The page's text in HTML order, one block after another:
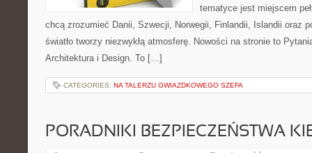
tematyce jest miejscem
chcą zrozumieć Danii, Szwecji, Norwegii, Finlandii, Islandii oraz
światło tworzy niezwykłą atmosferę. Nowości na stronie to
Architektura i Design. To […]
CATEGORIES: NA TALERZU GWIAZDKOWEGO SZEFA
PORADNIKI BEZPIECZEŃSTWA